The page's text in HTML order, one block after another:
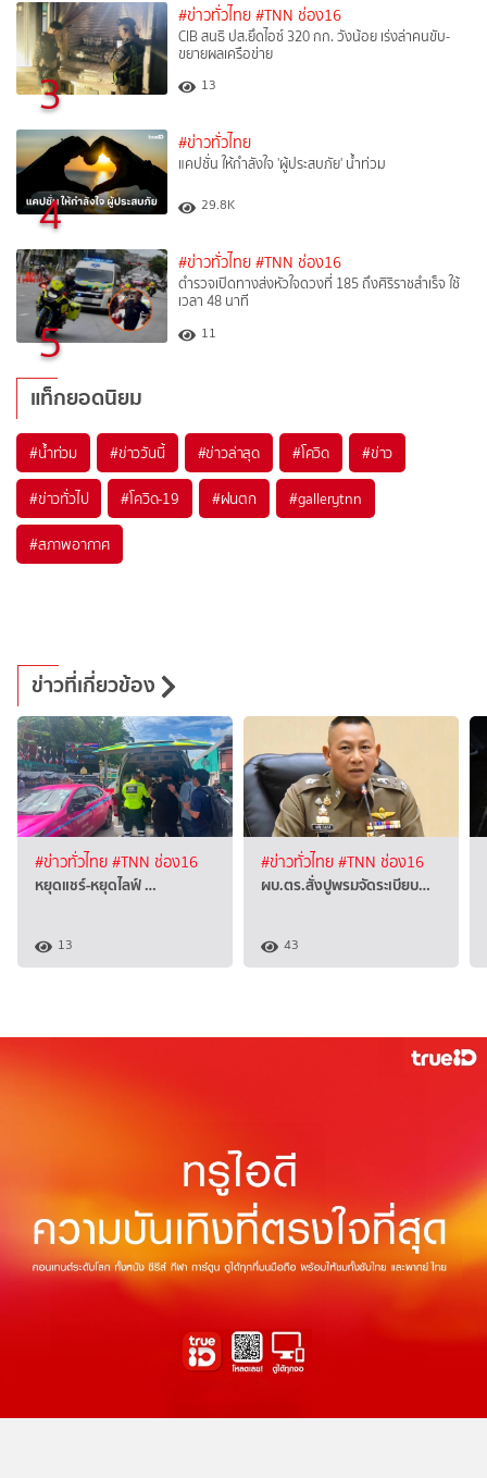
3
#ข่าวทั่วไทย #TNN ช่อง16
CIB สนธิ ปส.ยึดไอซ์ 320 กก. วังน้อย เร่งล่าคนขับ-
ขยายผลเครือข่าย
13
4
#ข่าวทั่วไทย
แคปชั่น ให้กำลังใจ 'ผู้ประสบภัย' น้ำท่วม
29.8K
5
#ข่าวทั่วไทย #TNN ช่อง16
ตำรวจเปิดทางส่งหัวใจดวงที่ 185 ถึงศิริราชสำเร็จ ใช้
เวลา 48 นาที
11
แท็กยอดนิยม
#น้ำท่วม #ข่าววันนี้ #ข่าวล่าสุด #โควิด #ข่าว
#ข่าวทั่วไป #โควิด-19 #ฝนตก #gallerytnn
#สภาพอากาศ
ข่าวที่เกี่ยวข้อง
#ข่าวทั่วไทย#TNN ช่อง16
หยุดแชร์-หยุดไลฟ์ …
13
#ข่าวทั่วไทย#TNN ช่อง16
ผบ.ตร.สั่งปูพรมจัดระเบียบ…
43